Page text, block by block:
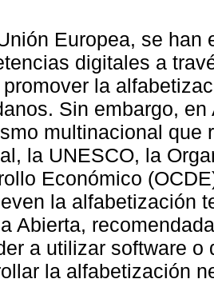
Europea, se han
digitales a
la
Sin embargo,
multinacional que
la UNESCO, la
Económico
la alfabetización
Abierta,
a utilizar software
la alfabetización